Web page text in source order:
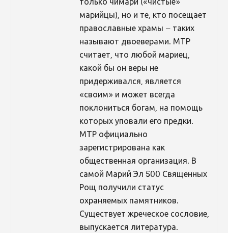
только чимари («чистые»
марийцы), но и те, кто посещает
православные храмы – таких
называют двоеверами. МТР
считает, что любой мариец,
какой бы он веры не
придерживался, является
«своим» и может всегда
поклониться богам, на помощь
которых уповали его предки.
МТР официально
зарегистрирована как
общественная организация. В
самой Марий Эл 500 Священных
Рощ получили статус
охраняемых памятников.
Существует жреческое сословие,
выпускается литература.